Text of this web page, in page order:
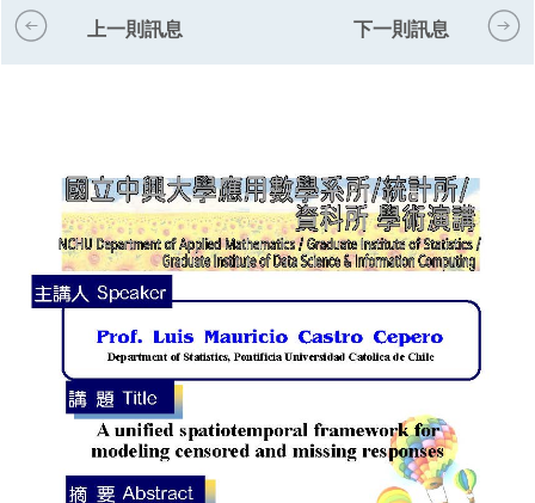
上一則訊息 下一則訊息